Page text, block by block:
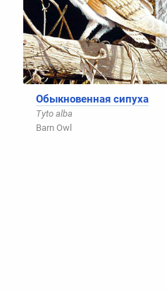
Обыкновенная сипуха
Tyto alba
Barn Owl